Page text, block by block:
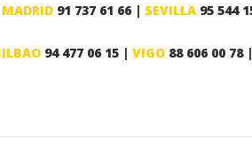
MADRID 91 737 61 66 | SEVILLA 95 544
94 477 06 15 | VIGO 88 606 00 78 |